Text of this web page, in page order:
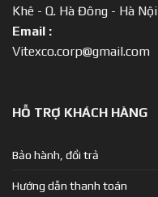
Khê - Q. Hà Đông - Hà Nội
Email :
Vitexco.corp@gmail.com
HỖ TRỢ KHÁCH HÀNG
Bảo hành, đổi trả
Hướng dẫn thanh toán